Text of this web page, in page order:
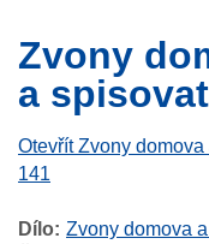
Zvony
a
Otevřít Zvony
141
Dílo Zvony domova